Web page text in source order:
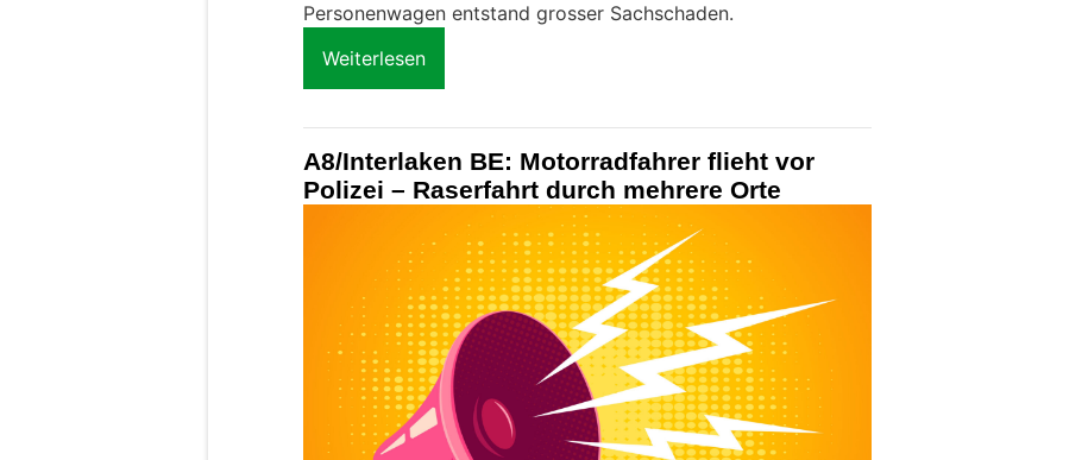
Personenwagen entstand grosser Sachschaden.
Weiterlesen
A8/Interlaken BE: Motorradfahrer flieht vor
Polizei – Raserfahrt durch mehrere Orte